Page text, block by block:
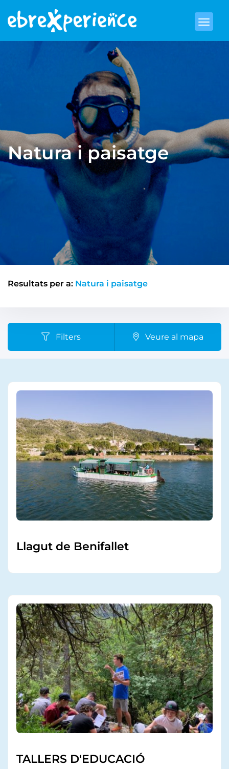
Natura i paisatge
Resultats per a: Natura i paisatge
Filters Veure al mapa
Llagut de Benifallet
TALLERS D'EDUCACIÓ